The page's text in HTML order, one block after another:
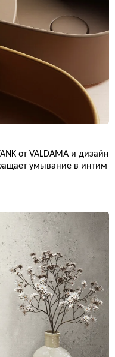
от VALDAMA и дизайн
умывание в интим